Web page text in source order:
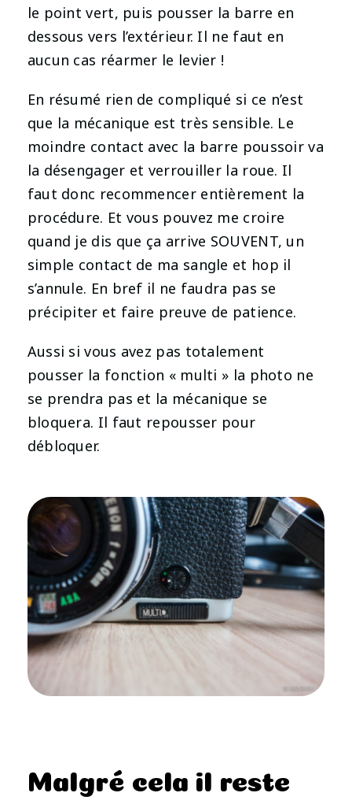
le point vert, puis pousser la barre en
dessous vers l’extérieur. Il ne faut en
aucun cas réarmer le levier !
En résumé rien de compliqué si ce n’est
que la mécanique est très sensible. Le
moindre contact avec la barre poussoir va
la désengager et verrouiller la roue. Il
faut donc recommencer entièrement la
procédure. Et vous pouvez me croire
quand je dis que ça arrive SOUVENT, un
simple contact de ma sangle et hop il
s’annule. En bref il ne faudra pas se
précipiter et faire preuve de patience.
Aussi si vous avez pas totalement
pousser la fonction « multi » la photo ne
se prendra pas et la mécanique se
bloquera. Il faut repousser pour
débloquer.
Malgré cela il reste